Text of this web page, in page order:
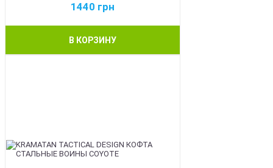
1440 грн
В КОРЗИНУ